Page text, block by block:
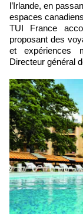
l’Irlande, en
espaces
TUI France
proposant des
et expériences
Directeur général